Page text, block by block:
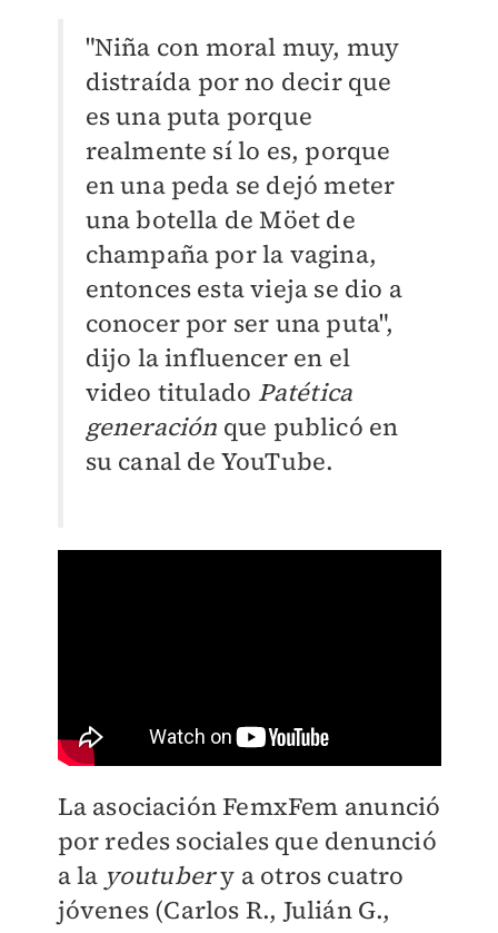
"Niña con moral muy, muy
distraída por no decir que
es una puta porque
realmente sí lo es, porque
en una peda se dejó meter
una botella de Möet de
champaña por la vagina,
entonces esta vieja se dio a
conocer por ser una puta",
dijo la influencer en el
video titulado Patética
generación que publicó en
su canal de YouTube.
La asociación FemxFem anunció
por redes sociales que denunció
a la youtubery a otros cuatro
jóvenes (Carlos R., Julián G.,